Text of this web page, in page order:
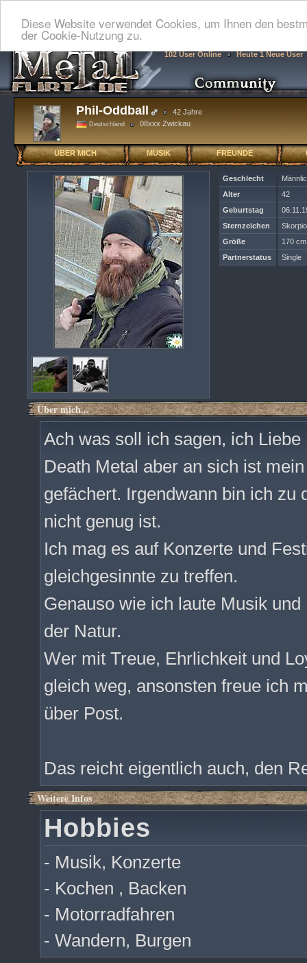
Diese Website verwendet Cookies, um Ihnen den
der Cookie-Nutzung zu.
102 User Online Heute 1 Neue User
Phil-Oddball 42 Jahre
Deutschland 08xxx Zwickau
ÜBER MICH MUSIK FREUNDE
Geschlecht
Alter
42
Geburtstag
Sternzeichen
Größe
170 cm
Partnerstatus
Single
Über mich...
Ach was soll ich sagen, ich
Death Metal aber an sich ist
gefächert. Irgendwann bin ich zu
nicht genug ist.
Ich mag es auf Konzerte und
gleichgesinnte zu treffen.
Genauso wie ich laute Musik
der Natur.
Wer mit Treue, Ehrlichkeit und
gleich weg, ansonsten freue ich
über Post.
Das reicht eigentlich auch, den
Weitere Infos
Hobbies
- Musik, Konzerte
- Kochen , Backen
- Motorradfahren
- Wandern, Burgen